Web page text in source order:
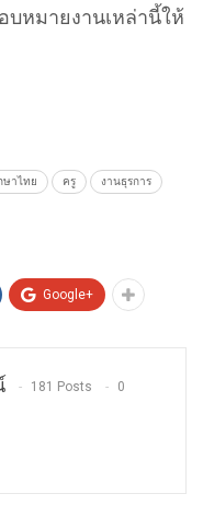
หมายงานเหล่านี้ให้
ษาไทย ครู งานธุรการ
Google+
181 Posts
0